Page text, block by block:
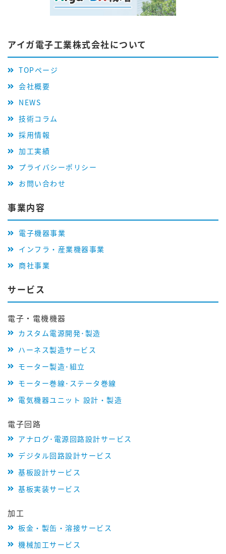
アイガ電子工業株式会社について
TOPページ
会社概要
NEWS
技術コラム
採用情報
加工実績
プライバシーポリシー
お問い合わせ
事業内容
電子機器事業
インフラ・産業機器事業
商社事業
サービス
電子・電機機器
カスタム電源開発･製造
ハーネス製造サービス
モーター製造･組立
モーター巻線･ステータ巻線
電気機器ユニット 設計・製造
電子回路
アナログ･電源回路設計サービス
デジタル回路設計サービス
基板設計サービス
基板実装サービス
加工
板金・製缶・溶接サービス
機械加工サービス